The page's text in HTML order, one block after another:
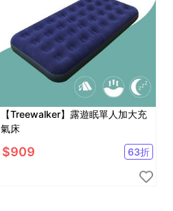
【Treewalker】露遊眠單人加大充
氣床
$909 63折